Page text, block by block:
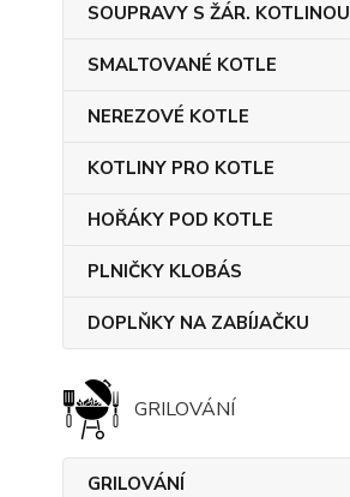
SOUPRAVY S ŽÁR. KOTLINOU
SMALTOVANÉ KOTLE
NEREZOVÉ KOTLE
KOTLINY PRO KOTLE
HOŘÁKY POD KOTLE
PLNIČKY KLOBÁS
DOPLŇKY NA ZABÍJAČKU
GRILOVÁNÍ
GRILOVÁNÍ